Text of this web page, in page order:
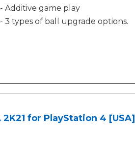
- Additive game play
- 3 types of ball upgrade options.
2K21 for PlayStation 4 [USA]